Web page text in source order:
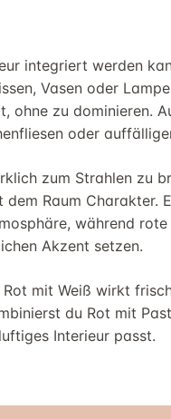
integriert werden
Vasen oder
ohne zu dominieren.
oder
zum Strahlen zu
Raum Charakter.
während rote
Akzent setzen.
mit Weiß wirkt
du Rot mit
Interieur passt.